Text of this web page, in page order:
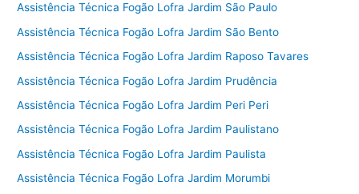
Assistência Técnica Fogão Lofra Jardim São Paulo
Assistência Técnica Fogão Lofra Jardim São Bento
Assistência Técnica Fogão Lofra Jardim Raposo Tavares
Assistência Técnica Fogão Lofra Jardim Prudência
Assistência Técnica Fogão Lofra Jardim Peri Peri
Assistência Técnica Fogão Lofra Jardim Paulistano
Assistência Técnica Fogão Lofra Jardim Paulista
Assistência Técnica Fogão Lofra Jardim Morumbi